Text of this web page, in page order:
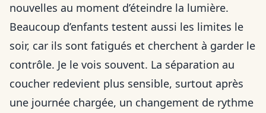
nouvelles au moment d’éteindre la lumière.
Beaucoup d’enfants testent aussi les limites le
soir, car ils sont fatigués et cherchent à garder le
contrôle. Je le vois souvent. La séparation au
coucher redevient plus sensible, surtout après
une journée chargée, un changement de rythme